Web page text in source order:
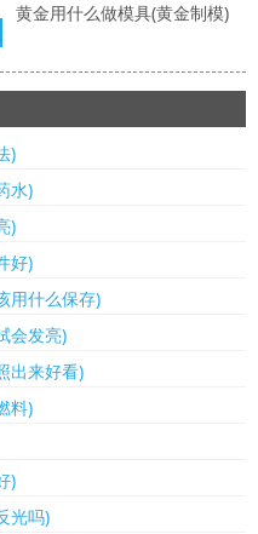
黄金用什么做模具(黄金制模)
)
水)
)
好)
用什么保存)
会发亮)
出来好看)
料)
)
光吗)